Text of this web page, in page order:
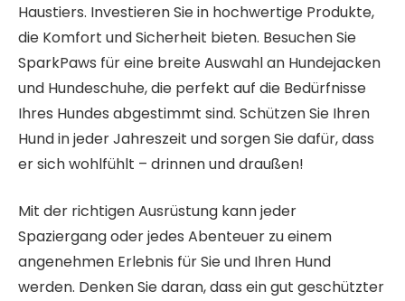
Haustiers. Investieren Sie in hochwertige Produkte,
die Komfort und Sicherheit bieten. Besuchen Sie
SparkPaws für eine breite Auswahl an Hundejacken
und Hundeschuhe, die perfekt auf die Bedürfnisse
Ihres Hundes abgestimmt sind. Schützen Sie Ihren
Hund in jeder Jahreszeit und sorgen Sie dafür, dass
er sich wohlfühlt – drinnen und draußen!
Mit der richtigen Ausrüstung kann jeder
Spaziergang oder jedes Abenteuer zu einem
angenehmen Erlebnis für Sie und Ihren Hund
werden. Denken Sie daran, dass ein gut geschützter